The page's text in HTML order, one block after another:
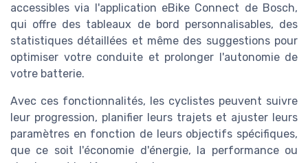
accessibles via l'application eBike Connect de Bosch,
qui offre des tableaux de bord personnalisables, des
statistiques détaillées et même des suggestions pour
optimiser votre conduite et prolonger l'autonomie de
votre batterie.
Avec ces fonctionnalités, les cyclistes peuvent suivre
leur progression, planifier leurs trajets et ajuster leurs
paramètres en fonction de leurs objectifs spécifiques,
que ce soit l'économie d'énergie, la performance ou